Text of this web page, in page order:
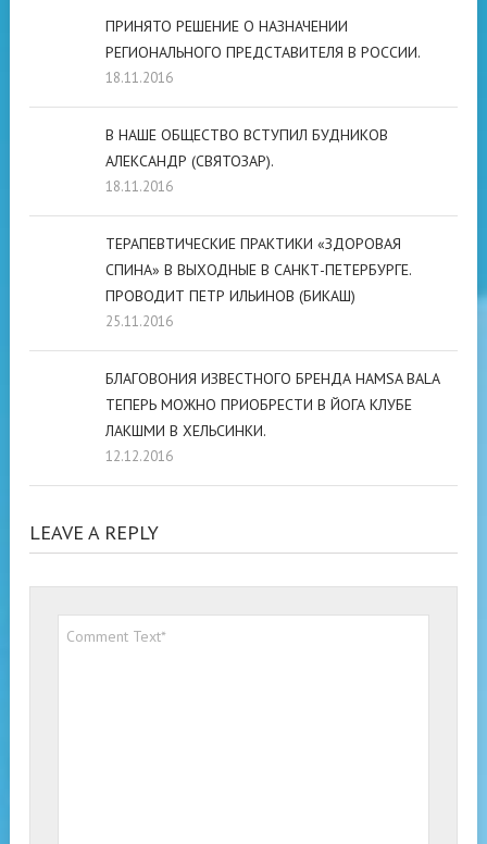
ПРИНЯТО РЕШЕНИЕ О НАЗНАЧЕНИИ
РЕГИОНАЛЬНОГО ПРЕДСТАВИТЕЛЯ В РОССИИ.
18.11.2016
В НАШЕ ОБЩЕСТВО ВСТУПИЛ БУДНИКОВ
АЛЕКСАНДР (СВЯТОЗАР).
18.11.2016
ТЕРАПЕВТИЧЕСКИЕ ПРАКТИКИ «ЗДОРОВАЯ
СПИНА» В ВЫХОДНЫЕ В САНКТ-ПЕТЕРБУРГЕ.
ПРОВОДИТ ПЕТР ИЛЬИНОВ (БИКАШ)
25.11.2016
БЛАГОВОНИЯ ИЗВЕСТНОГО БРЕНДА HAMSA BALA
ТЕПЕРЬ МОЖНО ПРИОБРЕСТИ В ЙОГА КЛУБЕ
ЛАКШМИ В ХЕЛЬСИНКИ.
12.12.2016
LEAVE A REPLY